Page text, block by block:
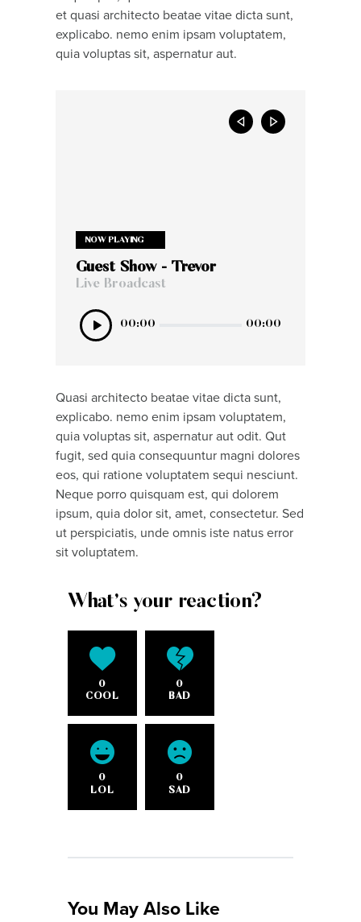
et quasi architecto beatae vitae dicta sunt,
explicabo. nemo enim ipsam voluptatem,
quia voluptas sit, aspernatur aut.
NOW PLAYING
Guest Show - Trevor
Live Broadcast
Audio
Player
00:00 00:00
NOW PLAYING
In My Mind
Live Broadcast
Audio
Player
00:00 00:00
Quasi architecto beatae vitae dicta sunt,
explicabo. nemo enim ipsam voluptatem,
quia voluptas sit, aspernatur aut odit. Qut
fugit, sed quia consequuntur magni dolores
eos, qui ratione voluptatem sequi nesciunt.
Neque porro quisquam est, qui dolorem
ipsum, quia dolor sit, amet, consectetur. Sed
ut perspiciatis, unde omnis iste natus error
sit voluptatem.
What's your reaction?
0
COOL
0
BAD
0
LOL
0
SAD
You May Also Like